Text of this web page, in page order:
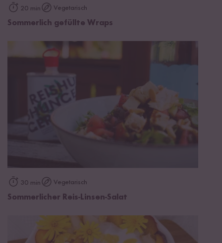
20 min Vegetarisch
Sommerlich gefüllte Wraps
30 min Vegetarisch
Sommerlicher Reis-Linsen-Salat